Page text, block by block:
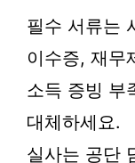
필수 서류는
이수증, 재무
소득 증빙 부
대체하세요.
실사는 공단